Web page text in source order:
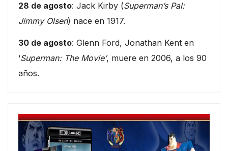
28 de agosto: Jack Kirby (Superman’s Pal:
Jimmy Olsen) nace en 1917.
30 de agosto: Glenn Ford, Jonathan Kent en
‘Superman: The Movie’, muere en 2006, a los 90
años.